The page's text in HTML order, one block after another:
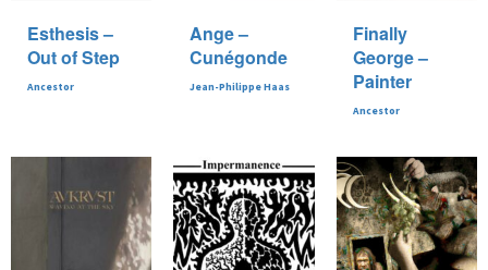
Esthesis –
Out of Step
Ancestor
Ange –
Cunégonde
Jean-Philippe Haas
Finally
George –
Painter
Ancestor